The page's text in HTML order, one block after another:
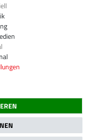
inklusive gesetzlicher MwSt.